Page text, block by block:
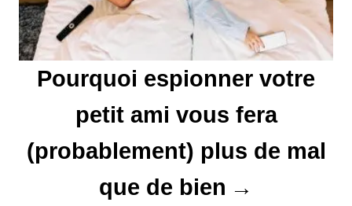
r
t
Pourquoi espionner votre
petit ami vous fera
(probablement) plus de mal
que de bien